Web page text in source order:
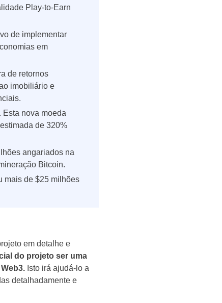
Play-to-Earn
de implementar
em
de retornos
imobiliário e
Esta nova moeda
de 320%
angariados na
Bitcoin.
mais de $25 milhões
em detalhe e
do projeto ser uma
Isto irá ajudá-lo a
detalhadamente e